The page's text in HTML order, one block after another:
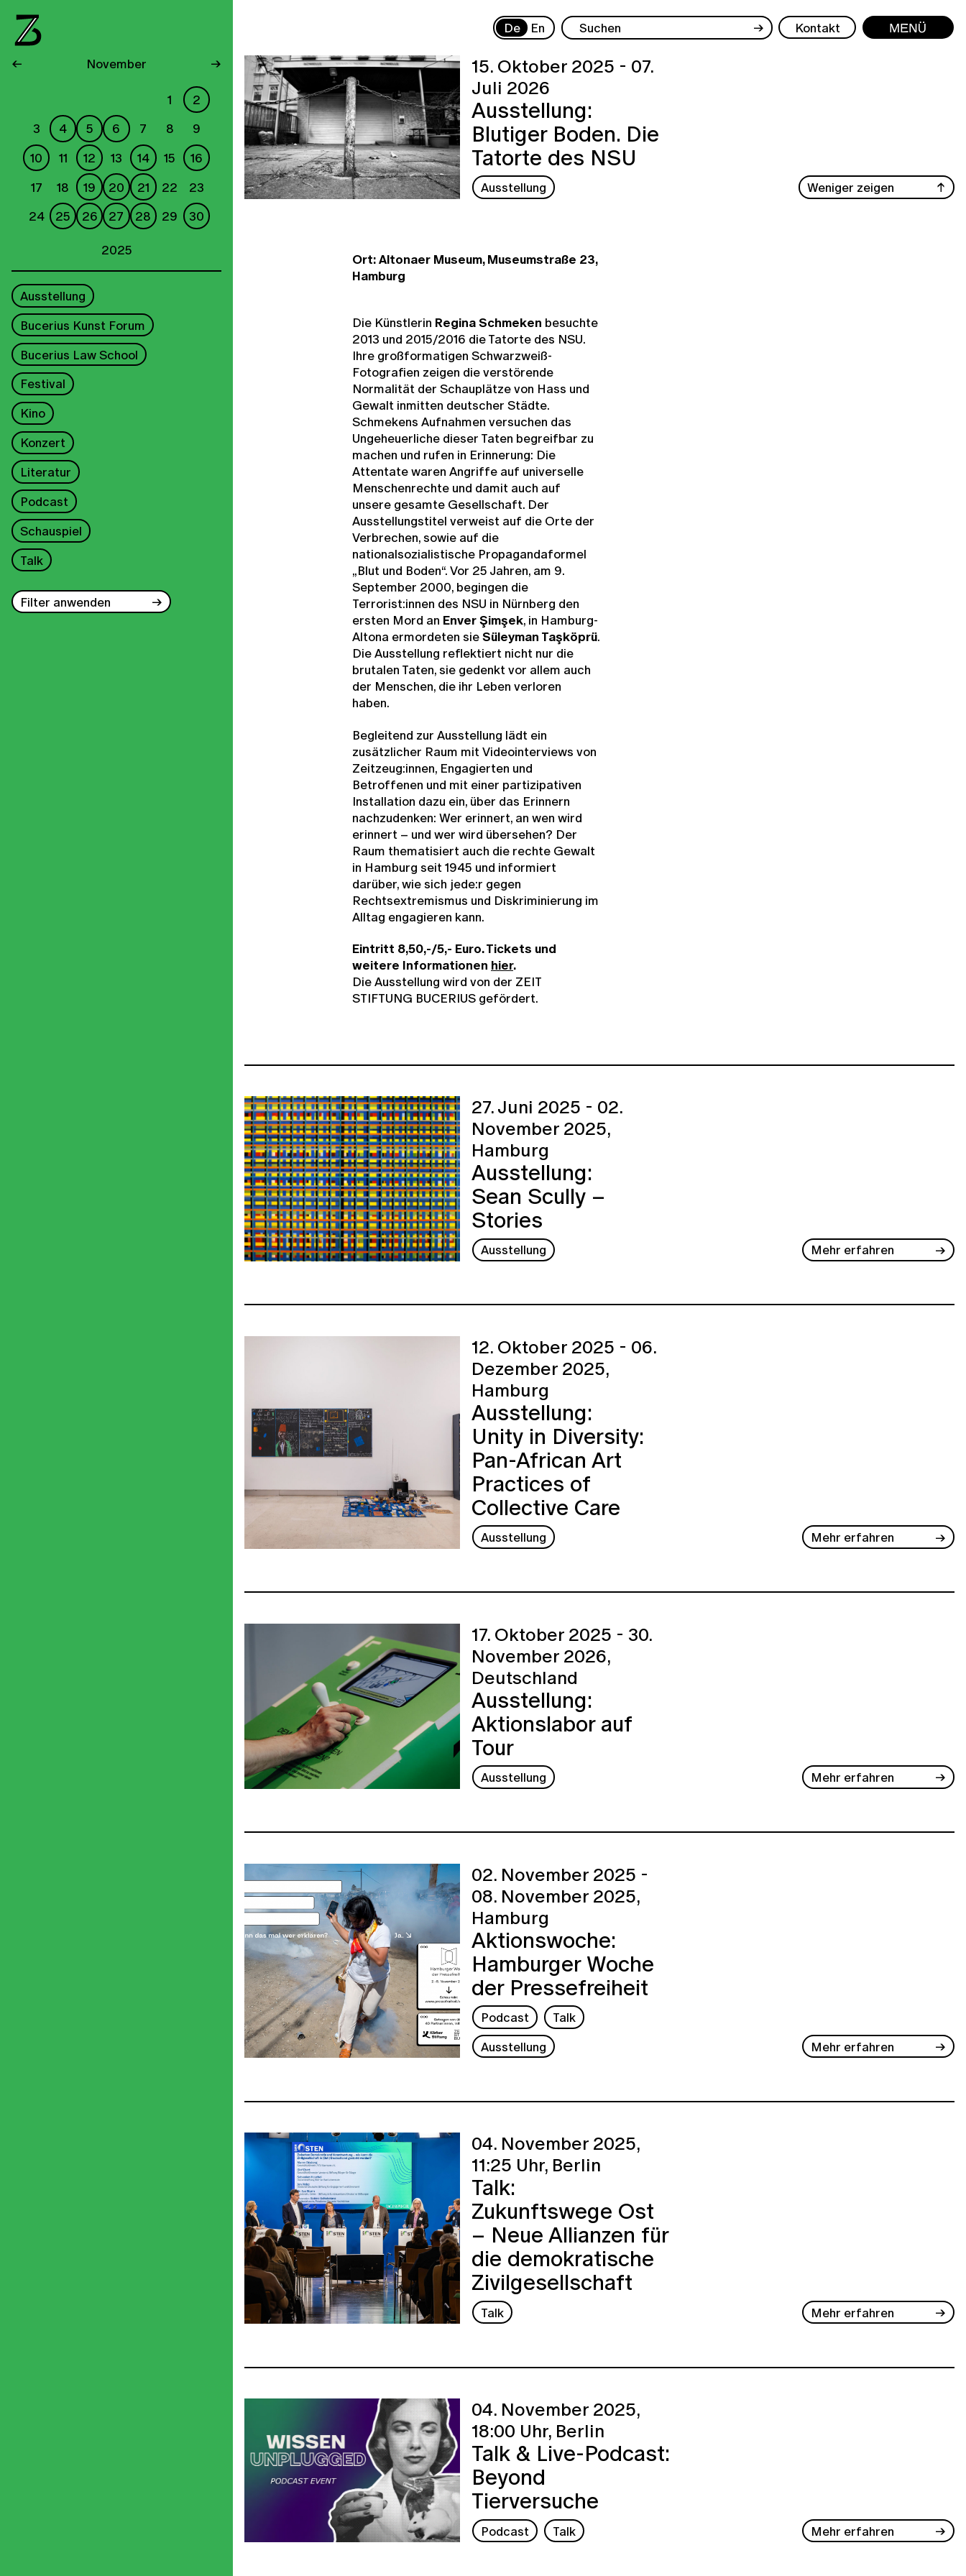
De En → Kontakt Menü
← November →
1
2
3
4 5 6 7 8
9
10
11 12 13 14 15
16
17
18 19 20 21 22
23
24
25 26 27 28 29
30
2025
Ausstellung
Bucerius Kunst Forum
Bucerius Law School
Festival
Kino
Konzert
Literatur
Podcast
Schauspiel
Talk
Filter anwenden
15. Oktober 2025 - 07.
Juli 2026
Ausstellung:
Blutiger Boden. Die
Tatorte des NSU
Ausstellung Weniger zeigen
Ort: Altonaer Museum, Museumstraße 23,
Hamburg
Die Künstlerin Regina Schmeken besuchte
2013 und 2015/2016 die Tatorte des NSU.
Ihre großformatigen Schwarzweiß-
Fotografien zeigen die verstörende
Normalität der Schauplätze von Hass und
Gewalt inmitten deutscher Städte.
Schmekens Aufnahmen versuchen das
Ungeheuerliche dieser Taten begreifbar zu
machen und rufen in Erinnerung: Die
Attentate waren Angriffe auf universelle
Menschenrechte und damit auch auf
unsere gesamte Gesellschaft. Der
Ausstellungstitel verweist auf die Orte der
Verbrechen, sowie auf die
nationalsozialistische Propagandaformel
„Blut und Boden“. Vor 25 Jahren, am 9.
September 2000, begingen die
Terrorist:innen des NSU in Nürnberg den
ersten Mord an Enver Şimşek, in Hamburg-
Altona ermordeten sieSüleyman Taşköprü.
Die Ausstellung reflektiert nicht nur die
brutalen Taten, sie gedenkt vor allem auch
der Menschen, die ihr Leben verloren
haben.
Begleitend zur Ausstellung lädt ein
zusätzlicher Raum mit Videointerviews von
Zeitzeug:innen, Engagierten und
Betroffenen und mit einer partizipativen
Installation dazu ein, über das Erinnern
nachzudenken: Wer erinnert, an wen wird
erinnert – und wer wird übersehen? Der
Raum thematisiert auch die rechte Gewalt
in Hamburg seit 1945 und informiert
darüber, wie sich jede:r gegen
Rechtsextremismus und Diskriminierung im
Alltag engagieren kann.
Eintritt 8,50,-/5,- Euro. Tickets und
weitere Informationen hier.
Die Ausstellung wird von der ZEIT
STIFTUNG BUCERIUS gefördert.
27. Juni 2025 - 02.
November 2025,
Hamburg
Ausstellung:
Sean Scully –
Stories
Ausstellung Mehr erfahren
12. Oktober 2025 - 06.
Dezember 2025,
Hamburg
Ausstellung:
Unity in Diversity:
Pan-African Art
Practices of
Collective Care
Ausstellung Mehr erfahren
17. Oktober 2025 - 30.
November 2026,
Deutschland
Ausstellung:
Aktionslabor auf
Tour
Ausstellung Mehr erfahren
02. November 2025 -
08. November 2025,
Hamburg
Aktionswoche:
Hamburger Woche
der Pressefreiheit
Podcast
Talk
Ausstellung
Mehr erfahren
04. November 2025,
11:25 Uhr, Berlin
Talk:
Zukunftswege Ost
– Neue Allianzen für
die demokratische
Zivilgesellschaft
Talk Mehr erfahren
04. November 2025,
18:00 Uhr, Berlin
Talk & Live-Podcast:
Beyond
Tierversuche
Podcast Talk Mehr erfahren